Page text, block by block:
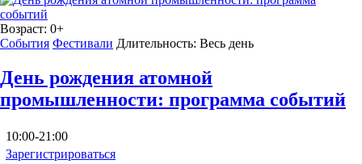
Возраст: 0+
События Фестивали Длительность: Весь день
День рождения атомной
промышленности: программа событий
10:00-21:00
Зарегистрироваться